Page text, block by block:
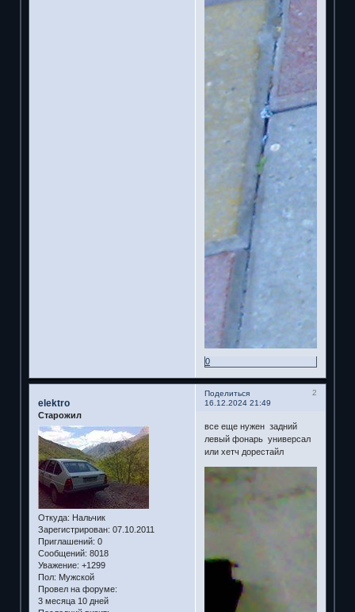
0
Поделиться
2
16.12.2024 21:49
elektro
Старожил
Откуда: Нальчик
Зарегистрирован: 07.10.2011
Приглашений: 0
Сообщений: 8018
Уважение: +1299
Пол: Мужской
Провел на форуме:
3 месяца 10 дней
все еще нужен задний
левый фонарь универсал
или хетч дорестайл